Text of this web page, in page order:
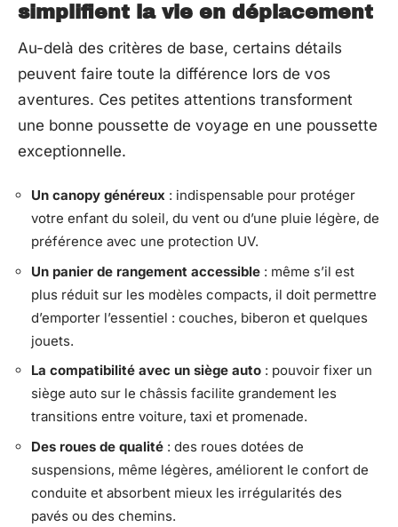
simplifient la vie en déplacement
Au-delà des critères de base, certains détails
peuvent faire toute la différence lors de vos
aventures. Ces petites attentions transforment
une bonne poussette de voyage en une poussette
exceptionnelle.
Un canopy généreux : indispensable pour protéger
votre enfant du soleil, du vent ou d’une pluie légère, de
préférence avec une protection UV.
Un panier de rangement accessible : même s’il est
plus réduit sur les modèles compacts, il doit permettre
d’emporter l’essentiel : couches, biberon et quelques
jouets.
La compatibilité avec un siège auto : pouvoir fixer un
siège auto sur le châssis facilite grandement les
transitions entre voiture, taxi et promenade.
Des roues de qualité : des roues dotées de
suspensions, même légères, améliorent le confort de
conduite et absorbent mieux les irrégularités des
pavés ou des chemins.